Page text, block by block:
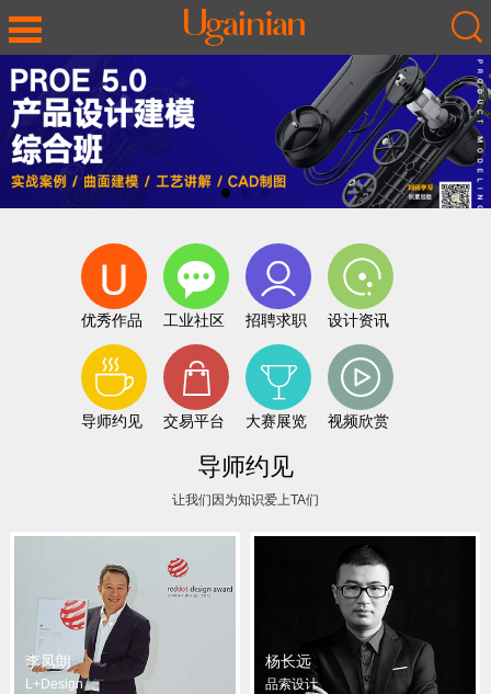
优秀作品 工业社区 招聘求职 设计资讯
导师约见 交易平台 大赛展览 视频欣赏
导师约见
让我们因为知识爱上TA们
李凤朗
L+Design
杨长远
品索设计